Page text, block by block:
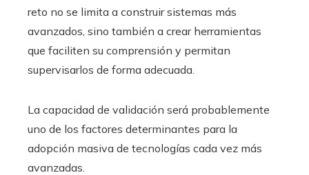
reto no se limita a construir sistemas más
avanzados, sino también a crear herramientas
que faciliten su comprensión y permitan
supervisarlos de forma adecuada.
La capacidad de validación será probablemente
uno de los factores determinantes para la
adopción masiva de tecnologías cada vez más
avanzadas.